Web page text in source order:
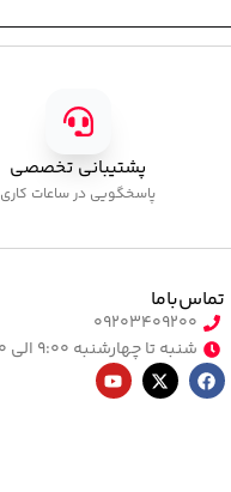
پشتیبانی تخصصی
پاسخگویی در ساعات کاری
تماس‌با‌ما
۰۹۲۰۳۴۰۹۲۰۰
شنبه تا چهارشنبه ۹:۰۰ الی ۱۷:۰۰